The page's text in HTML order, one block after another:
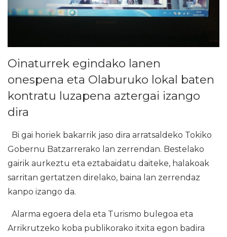
Oinaturrek egindako lanen
onespena eta Olaburuko lokal baten
kontratu luzapena aztergai izango
dira
Bi gai horiek bakarrik jaso dira arratsaldeko Tokiko
Gobernu Batzarrerako lan zerrendan. Bestelako
gairik aurkeztu eta eztabaidatu daiteke, halakoak
sarritan gertatzen direlako, baina lan zerrendaz
kanpo izango da.
Alarma egoera dela eta Turismo bulegoa eta
Arrikrutzeko koba publikorako itxita egon badira